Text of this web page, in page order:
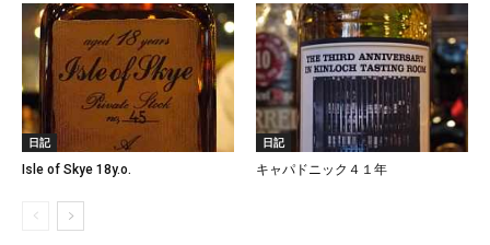
日記
Isle of Skye 18y.o.
日記
キャパドニック４１年